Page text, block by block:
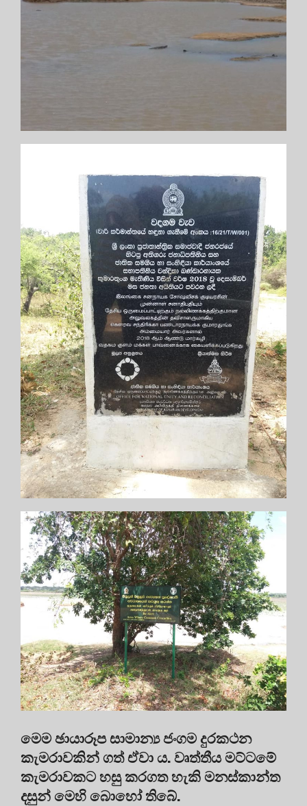
මෙම ඡායාරූප සාමාන්‍ය ජංගම දුරකථන
කැමරාවකින් ගත් ඒවා ය. වෘත්තීය මට්ටමේ
කැමරාවකට හසු කරගත හැකි මනස්කාන්ත
දසුන් මෙහි බොහෝ තිබේ.